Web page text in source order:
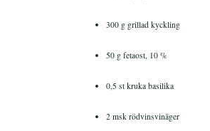
300 g grillad kyckling
50 g fetaost, 10 %
0,5 st kruka basilika
2 msk rödvinsvinäger